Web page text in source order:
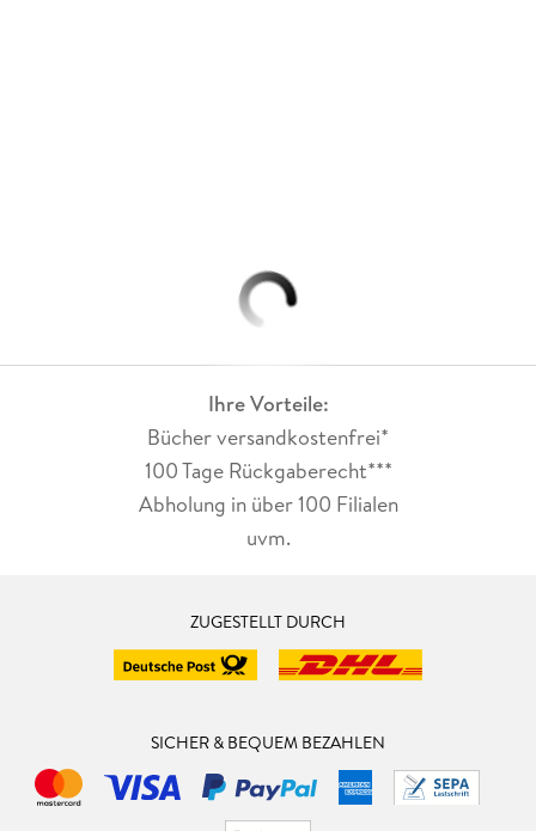
Ihre Vorteile:
Bücher versandkostenfrei*
100 Tage Rückgaberecht***
Abholung in über 100 Filialen
uvm.
ZUGESTELLT DURCH
SICHER & BEQUEM BEZAHLEN